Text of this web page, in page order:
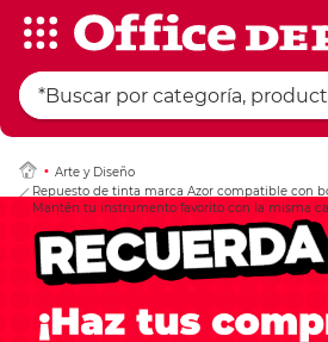
Arte y Diseño
Repuesto de tinta marca Azor compatible con
Mantén tu instrumento favorito con la misma